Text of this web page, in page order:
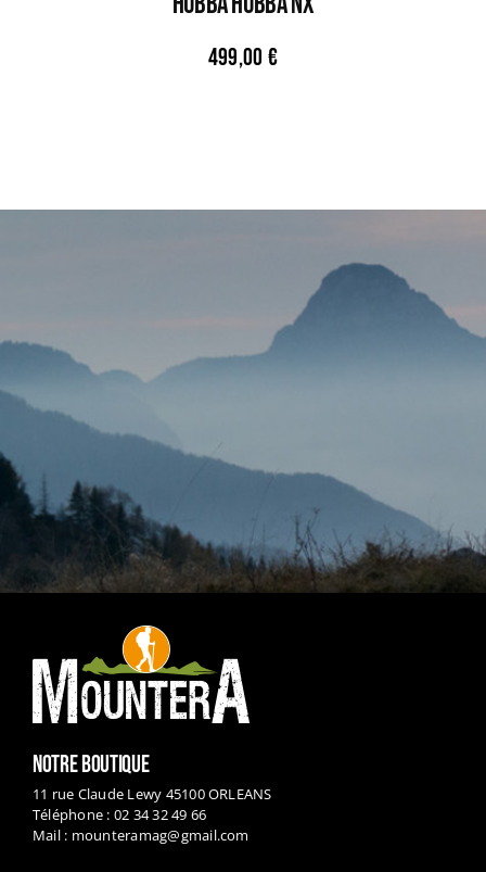
499,00 €
NOTRE BOUTIQUE
11 rue Claude Lewy 45100 ORLEANS
Téléphone : 02 34 32 49 66
Mail : mounteramag@gmail.com